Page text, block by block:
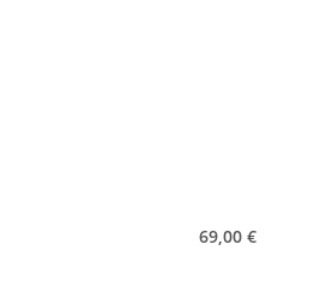
69,00 €